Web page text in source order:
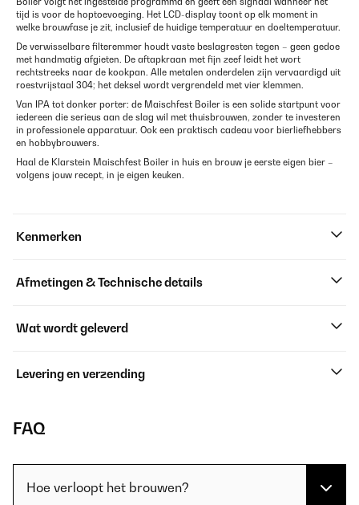
tijd is voor de hoptoevoeging. Het LCD-display toont op elk moment in
welke brouwfase je zit, inclusief de huidige temperatuur en doeltemperatuur.
De verwisselbare filteremmer houdt vaste beslagresten tegen – geen gedoe
met handmatig afgieten. De aftapkraan met fijn zeef leidt het wort
rechtstreeks naar de kookpan. Alle metalen onderdelen zijn vervaardigd uit
roestvrijstaal 304; het deksel wordt vergrendeld met vier klemmen.
Van IPA tot donker porter: de Maischfest Boiler is een solide startpunt voor
iedereen die serieus aan de slag wil met thuisbrouwen, zonder te investeren
in professionele apparatuur. Ook een praktisch cadeau voor bierliefhebbers
en hobbybrouwers.
Haal de Klarstein Maischfest Boiler in huis en brouw je eerste eigen bier –
volgens jouw recept, in je eigen keuken.
Kenmerken
Afmetingen & Technische details
Wat wordt geleverd
Levering en verzending
FAQ
Hoe verloopt het brouwen?